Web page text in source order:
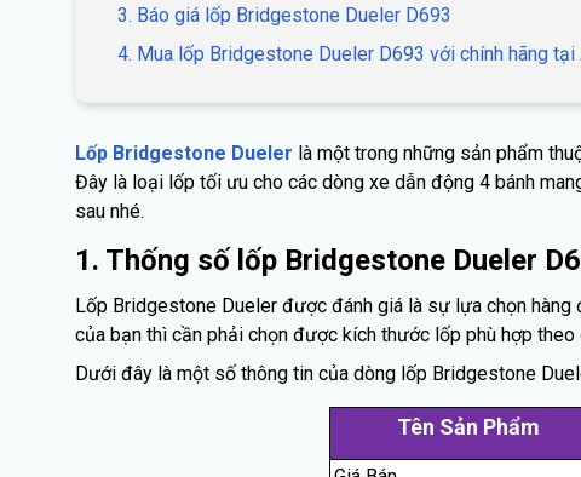
3. Báo giá lốp Bridgestone Dueler D693
4. Mua lốp Bridgestone Dueler D693 với chính hãng tại
Lốp Bridgestone Dueler là một trong những sản phẩm
Đây là loại lốp tối ưu cho các dòng xe dẫn động 4 bánh
sau nhé.
1. Thống số lốp Bridgestone Dueler
Lốp Bridgestone Dueler được đánh giá là sự lựa chọn
của bạn thì cần phải chọn được kích thước lốp phù hợp theo
Dưới đây là một số thông tin của dòng lốp Bridgestone
Tên Sản Phẩm